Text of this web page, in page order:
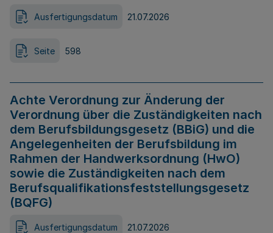
Ausfertigungsdatum 21.07.2026
Seite 598
Achte Verordnung zur Änderung der
Verordnung über die Zuständigkeiten nach
dem Berufsbildungsgesetz (BBiG) und die
Angelegenheiten der Berufsbildung im
Rahmen der Handwerksordnung (HwO)
sowie die Zuständigkeiten nach dem
Berufsqualifikationsfeststellungsgesetz
(BQFG)
Ausfertigungsdatum 21.07.2026